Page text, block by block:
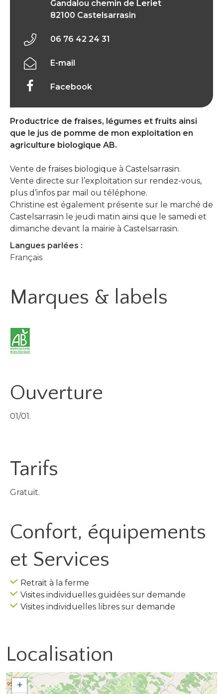
Productrice de fraises, légumes et fruits ainsi
que le jus de pomme de mon exploitation en
agriculture biologique AB.
Vente de fraises biologique à Castelsarrasin.
Vente directe sur l’exploitation sur rendez-vous,
plus d’infos par mail ou téléphone.
Christine est également présente sur le marché de
Castelsarrasin le jeudi matin ainsi que le samedi et
dimanche devant la mairie à Castelsarrasin.
Langues parlées :
Français
Marques & labels
Ouverture
01/01.
Tarifs
Gratuit.
Confort, équipements
et Services
Retrait à la ferme
Visites individuelles guidées sur demande
Visites individuelles libres sur demande
Gandalou chemin de Leriet
82100 Castelsarrasin
06 76 42 24 31
E-mail
Facebook
Localisation
+